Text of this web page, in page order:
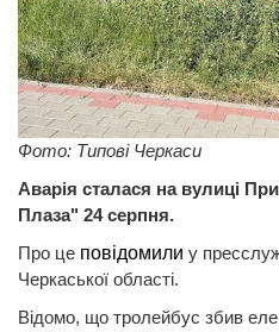
Фото: Типові Черкаси
Аварія сталася на вулиці
Плаза" 24 серпня.
Про це повідомили у
Черкаської області.
Відомо, що тролейбус збив